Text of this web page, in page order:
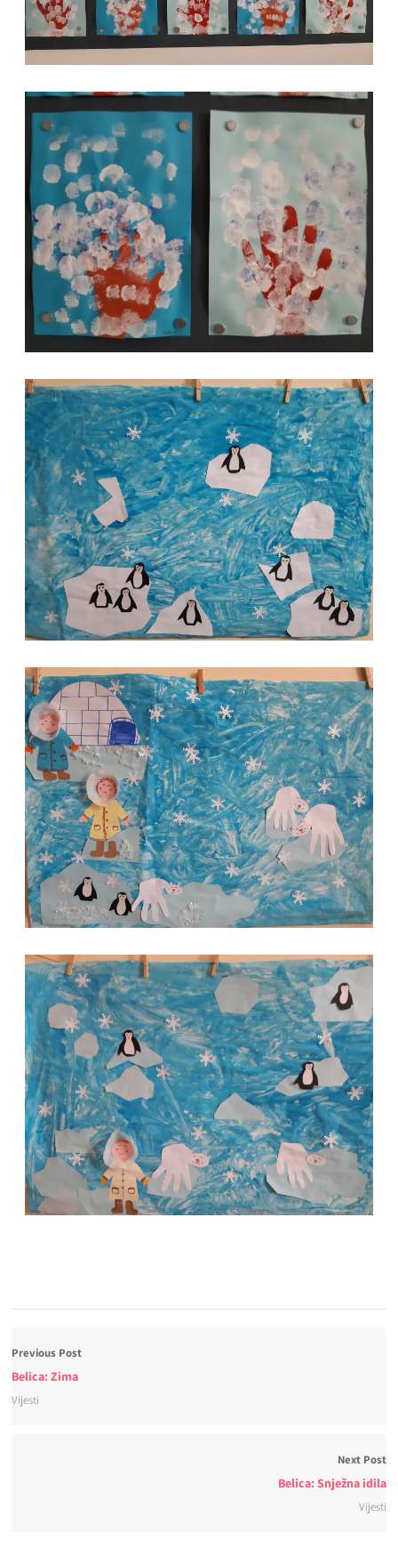
Previous Post
Belica: Zima
Vijesti
Next Post
Belica: Snježna idila
Vijesti